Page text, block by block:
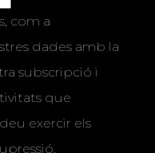
com a
dades amb la
subscripció i
que
exercir els